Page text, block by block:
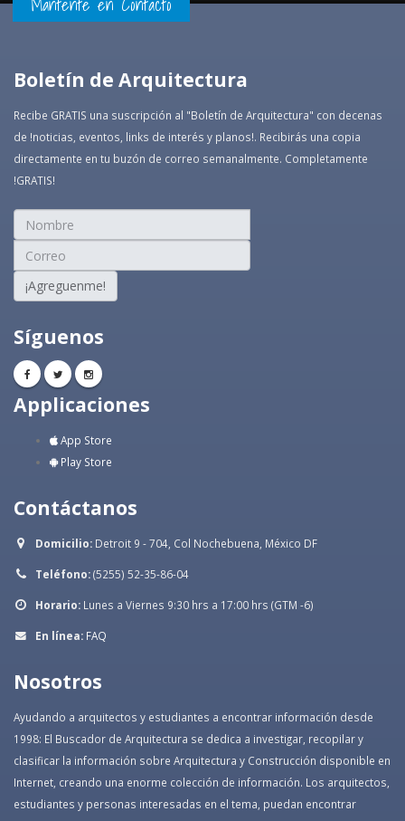
Boletín de Arquitectura
Recibe GRATIS una suscripción al "Boletín de Arquitectura" con decenas
de !noticias, eventos, links de interés y planos!. Recibirás una copia
directamente en tu buzón de correo semanalmente. Completamente
!GRATIS!
¡Agreguenme!
Síguenos
Applicaciones
App Store
Play Store
Contáctanos
Domicilio: Detroit 9 - 704, Col Nochebuena, México DF
Teléfono:(5255) 52-35-86-04
Horario: Lunes a Viernes 9:30 hrs a 17:00 hrs (GTM -6)
En línea: FAQ
Nosotros
Ayudando a arquitectos y estudiantes a encontrar información desde
1998: El Buscador de Arquitectura se dedica a investigar, recopilar y
clasificar la información sobre Arquitectura y Construcción disponible en
Internet, creando una enorme colección de información. Los arquitectos,
estudiantes y personas interesadas en el tema, puedan encontrar